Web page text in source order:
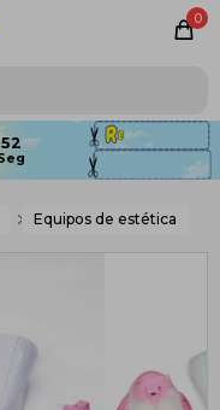
0
52
Equipos de estética